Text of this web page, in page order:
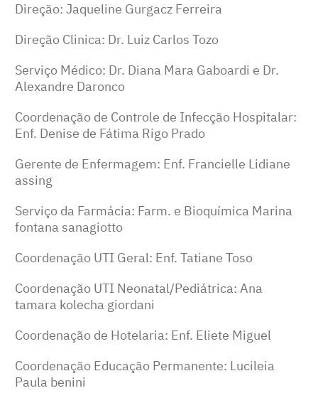
Direção: Jaqueline Gurgacz Ferreira
Direção Clinica: Dr. Luiz Carlos Tozo
Serviço Médico: Dr. Diana Mara Gaboardi e Dr.
Alexandre Daronco
Coordenação de Controle de Infecção Hospitalar:
Enf. Denise de Fátima Rigo Prado
Gerente de Enfermagem: Enf. Francielle Lidiane
assing
Serviço da Farmácia: Farm. e Bioquímica Marina
fontana sanagiotto
Coordenação UTI Geral: Enf. Tatiane Toso
Coordenação UTI Neonatal/Pediátrica: Ana
tamara kolecha giordani
Coordenação de Hotelaria: Enf. Eliete Miguel
Coordenação Educação Permanente: Lucileia
Paula benini